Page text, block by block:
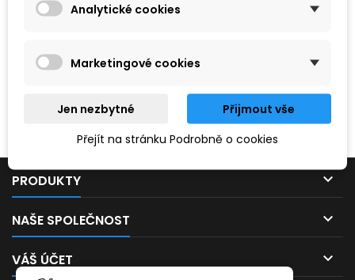
Prosím, zkuste zadat něco jiného.
PRODUKTY 
NAŠE SPOLEČNOST 
VÁŠ ÚČET 
Analytické cookies
Marketingové cookies
Jen nezbytné
Přijmout vše
Přejít na stránku Podrobně o cookies